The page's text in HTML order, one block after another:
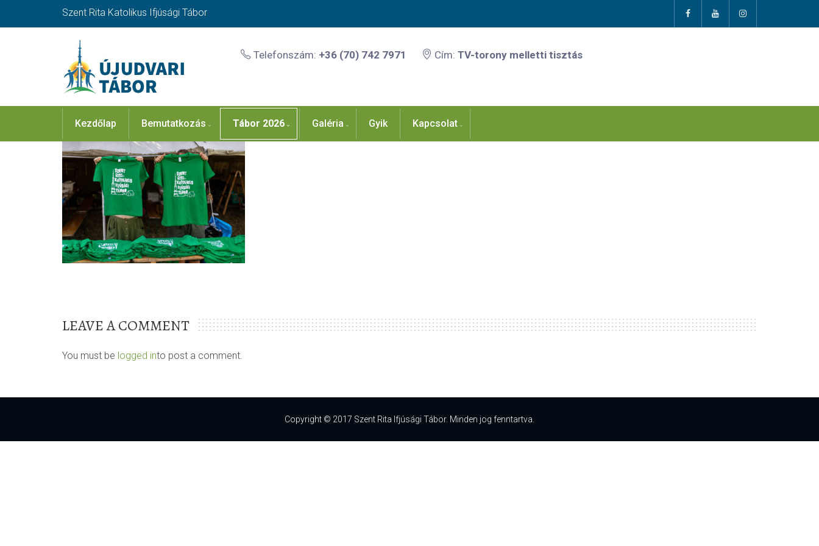
Szent Rita Katolikus Ifjúsági Tábor
Telefonszám: +36 (70) 742 7971 Cím: TV-torony melletti tisztás
Kezdőlap Bemutatkozás Tábor 2026 Galéria Gyik Kapcsolat
LEAVE A COMMENT
You must be logged into post a comment.
Copyright © 2017 Szent Rita Ifjúsági Tábor. Minden jog fenntartva.